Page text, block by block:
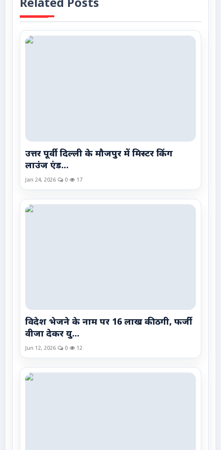
Related Posts
उत्तर पूर्वी दिल्ली के मौजपुर में मिस्टर किंग
लाउंज एंड...
Jan 24, 2026 0 17
विदेश भेजने के नाम पर 16 लाख की ठगी, फर्जी
वीजा देकर यु...
Jun 12, 2026 0 12